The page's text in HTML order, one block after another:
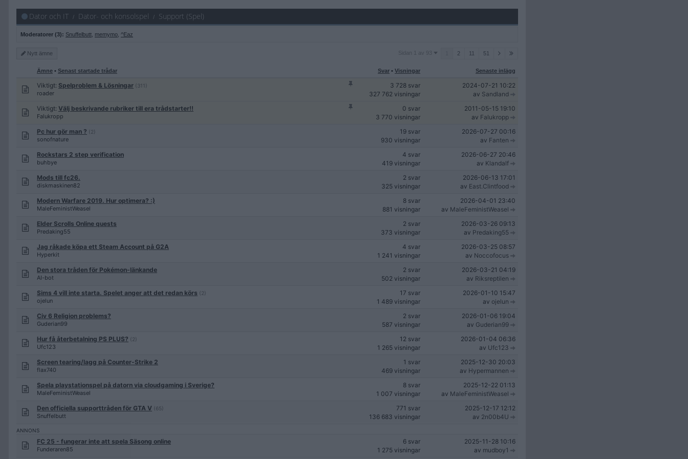
Dator och IT Dator- och konsolspel Support (Spel)
Moderatorer (3): Snuffelbutt memymo ^Eaz
Nytt ämne
Sidan
93
Sidan 1 av 93 2 11 51
Ämne • Senast startade trådar Svar • Visningar Senaste inlägg
Viktigt: Spelproblem & Lösningar (311)
roader
3 728 svar
327 762 visningar
2024-07-21 10:22
av Sandland
Viktigt: Välj beskrivande rubriker till era trådstarter!!
Falukropp
0 svar
3 770 visningar
2011-05-15 19:10
av Falukropp
Pc hur gör man ? (2)
sonofnature
19 svar
930 visningar
2026-07-27 00:16
av Fanten
Rockstars 2 step verification
buhbye
4 svar
419 visningar
2026-06-27 20:46
av Klandalf
Mods till fc26.
diskmaskinen82
2 svar
325 visningar
2026-06-13 17:01
av East.Clintfood
Modern Warfare 2019. Hur optimera? :)
MaleFeministWeasel
8 svar
881 visningar
2026-04-01 23:40
av MaleFeministWeasel
Elder Scrolls Online quests
Predaking55
2 svar
373 visningar
2026-03-26 09:13
av Predaking55
Jag råkade köpa ett Steam Account på G2A
Hyperkit
4 svar
1 241 visningar
2026-03-25 08:57
av Noccofocus
Den stora tråden för Pokémon-länkande
AI-bot
2 svar
502 visningar
2026-03-21 04:19
av Riksreptilen
Sims 4 vill inte starta. Spelet anger att det redan körs (2)
ojelun
17 svar
1 489 visningar
2026-01-10 15:47
av ojelun
Civ 6 Religion problems?
Guderian99
2 svar
587 visningar
2026-01-06 19:04
av Guderian99
Hur få återbetalning PS PLUS? (2)
Ufc123
12 svar
1 265 visningar
2026-01-04 06:36
av Ufc123
Screen tearing/lagg på Counter-Strike 2
flax740
1 svar
469 visningar
2025-12-30 20:03
av Hypermannen
Spela playstationspel på datorn via cloudgaming i Sverige?
MaleFeministWeasel
8 svar
1 007 visningar
2025-12-22 01:13
av MaleFeministWeasel
Den officiella supporttråden för GTA V (65)
Snuffelbutt
771 svar
136 683 visningar
2025-12-17 12:12
av 2n00b4U
FC 25 - fungerar inte att spela Säsong online
Funderaren85
6 svar
1 275 visningar
2025-11-28 10:16
av mudboy1